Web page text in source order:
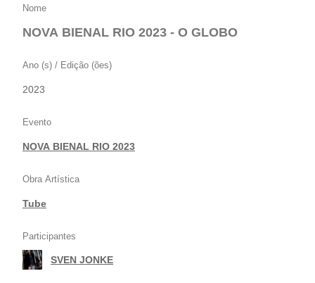
NOVA
BIENAL
2023
–
GLOBO
Nome
NOVA BIENAL RIO 2023 - O GLOBO
Ano (s) / Edição (ões)
2023
Evento
NOVA BIENAL RIO 2023
Obra Artística
Tube
Participantes
SVEN JONKE